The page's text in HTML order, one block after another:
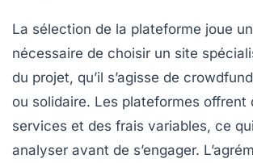
La sélection de la plateforme joue
nécessaire de choisir un site
du projet, qu’il s’agisse de
ou solidaire. Les plateformes offrent
services et des frais variables, ce
analyser avant de s’engager.